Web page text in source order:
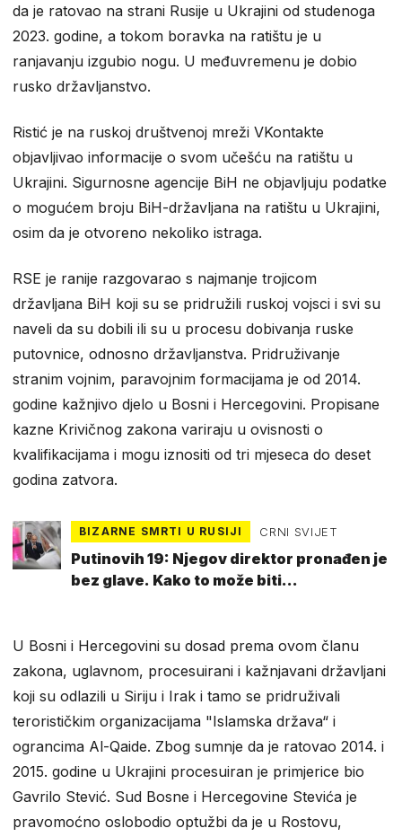
da je ratovao na strani Rusije u Ukrajini od studenoga
2023. godine, a tokom boravka na ratištu je u
ranjavanju izgubio nogu. U međuvremenu je dobio
rusko državljanstvo.
Ristić je na ruskoj društvenoj mreži VKontakte
objavljivao informacije o svom učešću na ratištu u
Ukrajini. Sigurnosne agencije BiH ne objavljuju podatke
o mogućem broju BiH-državljana na ratištu u Ukrajini,
osim da je otvoreno nekoliko istraga.
RSE je ranije razgovarao s najmanje trojicom
državljana BiH koji su se pridružili ruskoj vojsci i svi su
naveli da su dobili ili su u procesu dobivanja ruske
putovnice, odnosno državljanstva. Pridruživanje
stranim vojnim, paravojnim formacijama je od 2014.
godine kažnjivo djelo u Bosni i Hercegovini. Propisane
kazne Krivičnog zakona variraju u ovisnosti o
kvalifikacijama i mogu iznositi od tri mjeseca do deset
godina zatvora.
BIZARNE SMRTI U RUSIJI CRNI SVIJET
Putinovih 19: Njegov direktor pronađen je
bez glave. Kako to može biti
U Bosni i Hercegovini su dosad prema ovom članu
zakona, uglavnom, procesuirani i kažnjavani državljani
koji su odlazili u Siriju i Irak i tamo se pridruživali
terorističkim organizacijama "Islamska država“ i
ograncima Al-Qaide. Zbog sumnje da je ratovao 2014. i
2015. godine u Ukrajini procesuiran je primjerice bio
Gavrilo Stević. Sud Bosne i Hercegovine Stevića je
pravomoćno oslobodio optužbi da je u Rostovu,